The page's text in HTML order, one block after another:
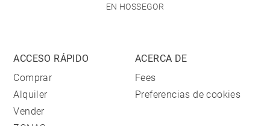
EN HOSSEGOR
ACCESO RÁPIDO
Comprar
Alquiler
Vender
ACERCA DE
Fees
Preferencias de cookies